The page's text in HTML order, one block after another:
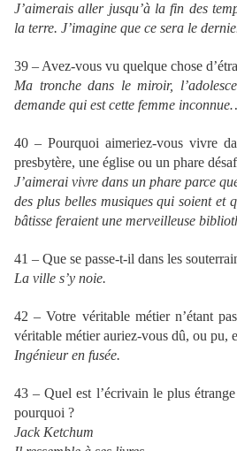
J’aimerais aller jusqu’à la fin des
la terre. J’imagine que ce sera le
39 – Avez-vous vu quelque chose
Ma tronche dans le miroir,
demande qui est cette femme
40 – Pourquoi aimeriez-vous vivre
presbytère, une église ou un phare
J’aimerai vivre dans un phare parce
des plus belles musiques qui soient et
bâtisse feraient une merveilleuse
41 – Que se passe-t-il dans les
La ville s’y noie.
42 – Votre véritable métier n’étant
véritable métier auriez-vous dû, ou pu,
Ingénieur en fusée.
43 – Quel est l’écrivain le plus
pourquoi ?
Jack Ketchum